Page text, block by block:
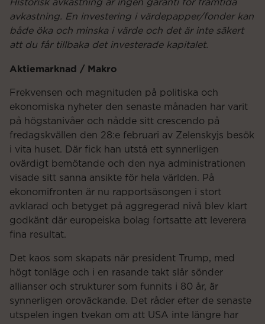
Historisk avkastning är ingen garanti för framtida
avkastning. En investering i värdepapper/fonder kan
både öka och minska i värde och det är inte säkert
att du får tillbaka det investerade kapitalet.
Aktiemarknad / Makro
Frekvensen och magnituden på politiska och
ekonomiska nyheter den senaste månaden har varit
på högstanivåer och nådde sitt crescendo på
fredagskvällen den 28:e februari av Zelenskyjs besök
i vita huset. Där fick han utstå ett synnerligen
ovärdigt bemötande och den nya administrationen
visade sitt sanna ansikte för hela världen. På
ekonomifronten är nu rapportsäsongen i stort
avklarad och betyget på aggregerad nivå blev klart
godkänt där europeiska bolag fortsatte att leverera
fina resultat.
Det kaos som skapats när president Trump, med
högt tonläge och i en rasande takt slår sönder
allianser och strukturer som funnits i 80 år, är
synnerligen oroväckande. Det råder efter de senaste
utspelen ingen tvekan om att USA inte längre har